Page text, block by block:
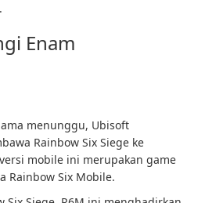
Enam
menunggu, Ubisoft
Rainbow Six Siege ke
mobile ini merupakan game
Rainbow Six Mobile.